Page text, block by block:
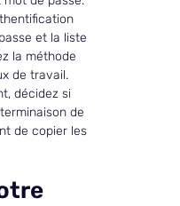
et la liste
la méthode
de travail.
décidez si
de
de copier les